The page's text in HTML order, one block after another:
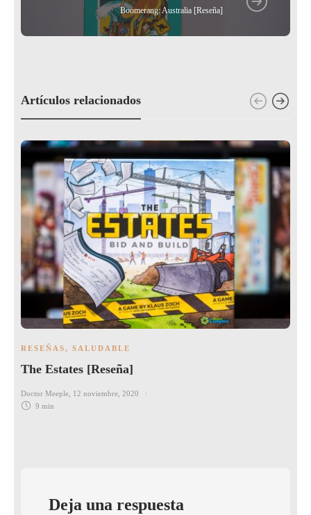
Boomerang: Australia [Reseña]
Artículos relacionados
RESEÑAS, SALUDABLE
The Estates [Reseña]
Doctor Meeple 12 noviembre, 2020
9 min
Deja una respuesta